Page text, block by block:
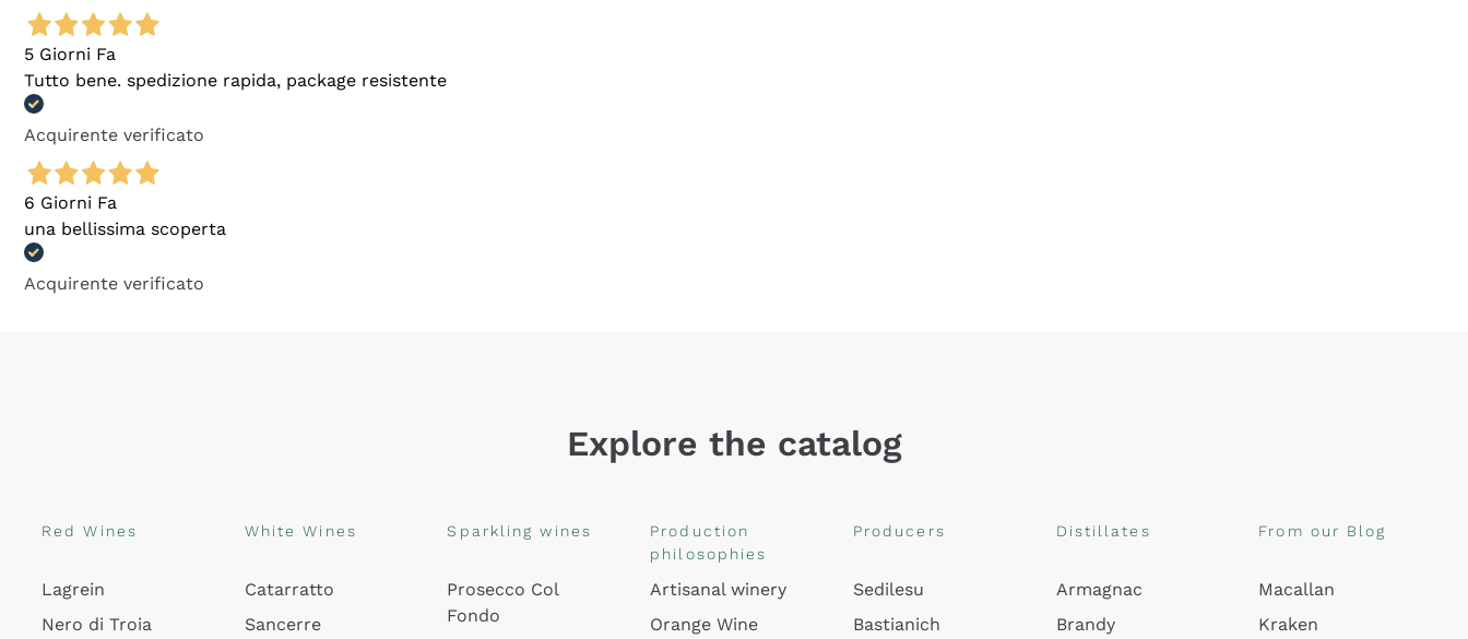
5 Giorni Fa
Tutto bene. spedizione rapida, package resistente
Acquirente verificato
6 Giorni Fa
una bellissima scoperta
Acquirente verificato
Explore the catalog
Red Wines
Lagrein
Nero di Troia
White Wines
Catarratto
Sancerre
Sparkling wines
Prosecco Col
Fondo
Production
philosophies
Artisanal winery
Orange Wine
Producers
Sedilesu
Bastianich
Distillates
Armagnac
Brandy
From our Blog
Macallan
Kraken